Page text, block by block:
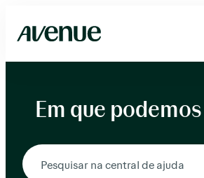
para
conteúdo
Em que